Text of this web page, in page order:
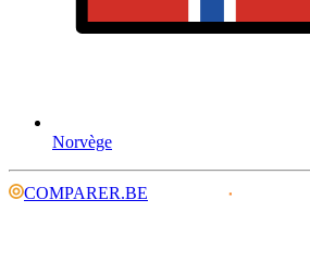
Norvège
COMPARER.BE